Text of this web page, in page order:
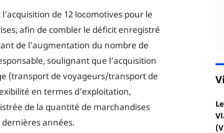
de 12 locomotives pour le
afin de combler le déficit enregistré
de l’augmentation du nombre de
soulignant que l’acquisition
(transport de voyageurs/transport de
en termes d’exploitation,
de la quantité de marchandises
années.